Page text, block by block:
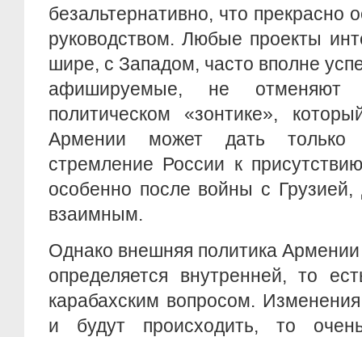
безальтернативно, что прекрасно
руководством. Любые проекты
шире, с Западом, часто вполне
афишируемые, не
политическом «зонтике»,
Армении может дать только
стремление России к
особенно после войны с Грузией,
взаимным.
Однако внешняя политика
определяется внутренней, то
карабахским вопросом.
и будут происходить, то